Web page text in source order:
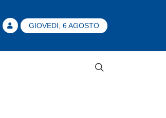
GIOVEDI, 6 AGOSTO